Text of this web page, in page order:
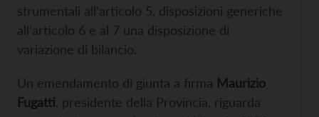
strumentali all’articolo 5, disposizioni generiche
all’articolo 6 e al 7 una disposizione di
variazione di bilancio.
Un emendamento di giunta a firma Maurizio
Fugatti , presidente della Provincia, riguarda